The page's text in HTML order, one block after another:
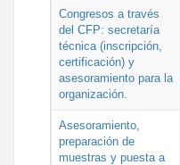
Congresos a través
del CFP: secretaría
técnica (inscripción,
certificación) y
asesoramiento para la
organización.
Asesoramiento,
preparación de
muestras y puesta a